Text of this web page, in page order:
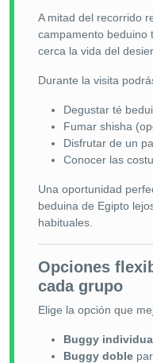
A mitad del recorrido
campamento beduino
cerca la vida del
Durante la visita
Degustar té
Fumar shisha
Disfrutar de un
Conocer las
Una oportunidad
beduina de Egipto
habituales.
Opciones
cada grupo
Elige la opción que
Buggy
Buggy doble